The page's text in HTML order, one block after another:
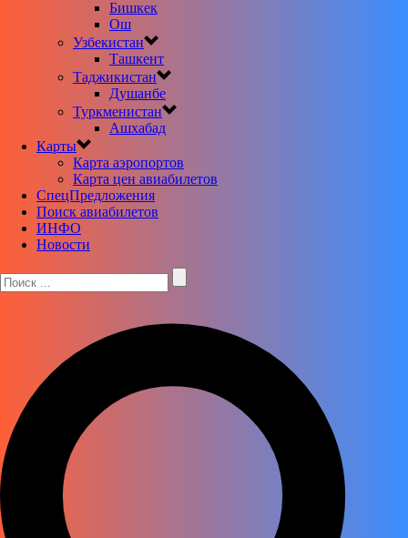
Бишкек
Ош
Узбекистан
Ташкент
Таджикистан
Душанбе
Туркменистан
Ашхабад
Карты
Карта аэропортов
Карта цен авиабилетов
CпецПредложения
Поиск авиабилетов
ИНФО
Новости